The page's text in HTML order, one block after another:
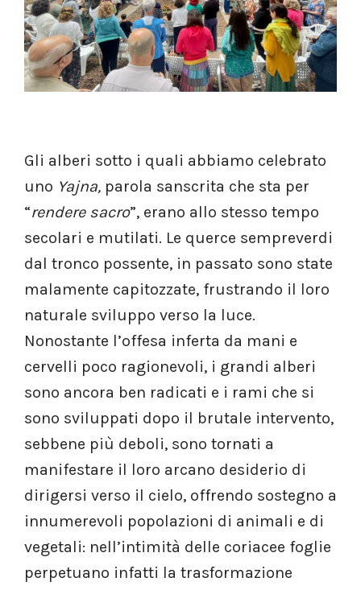
Gli alberi sotto i quali abbiamo celebrato
uno Yajna, parola sanscrita che sta per
“rendere sacro”, erano allo stesso tempo
secolari e mutilati. Le querce sempreverdi
dal tronco possente, in passato sono state
malamente capitozzate, frustrando il loro
naturale sviluppo verso la luce.
Nonostante l’offesa inferta da mani e
cervelli poco ragionevoli, i grandi alberi
sono ancora ben radicati e i rami che si
sono sviluppati dopo il brutale intervento,
sebbene più deboli, sono tornati a
manifestare il loro arcano desiderio di
dirigersi verso il cielo, offrendo sostegno a
innumerevoli popolazioni di animali e di
vegetali: nell’intimità delle coriacee foglie
perpetuano infatti la trasformazione